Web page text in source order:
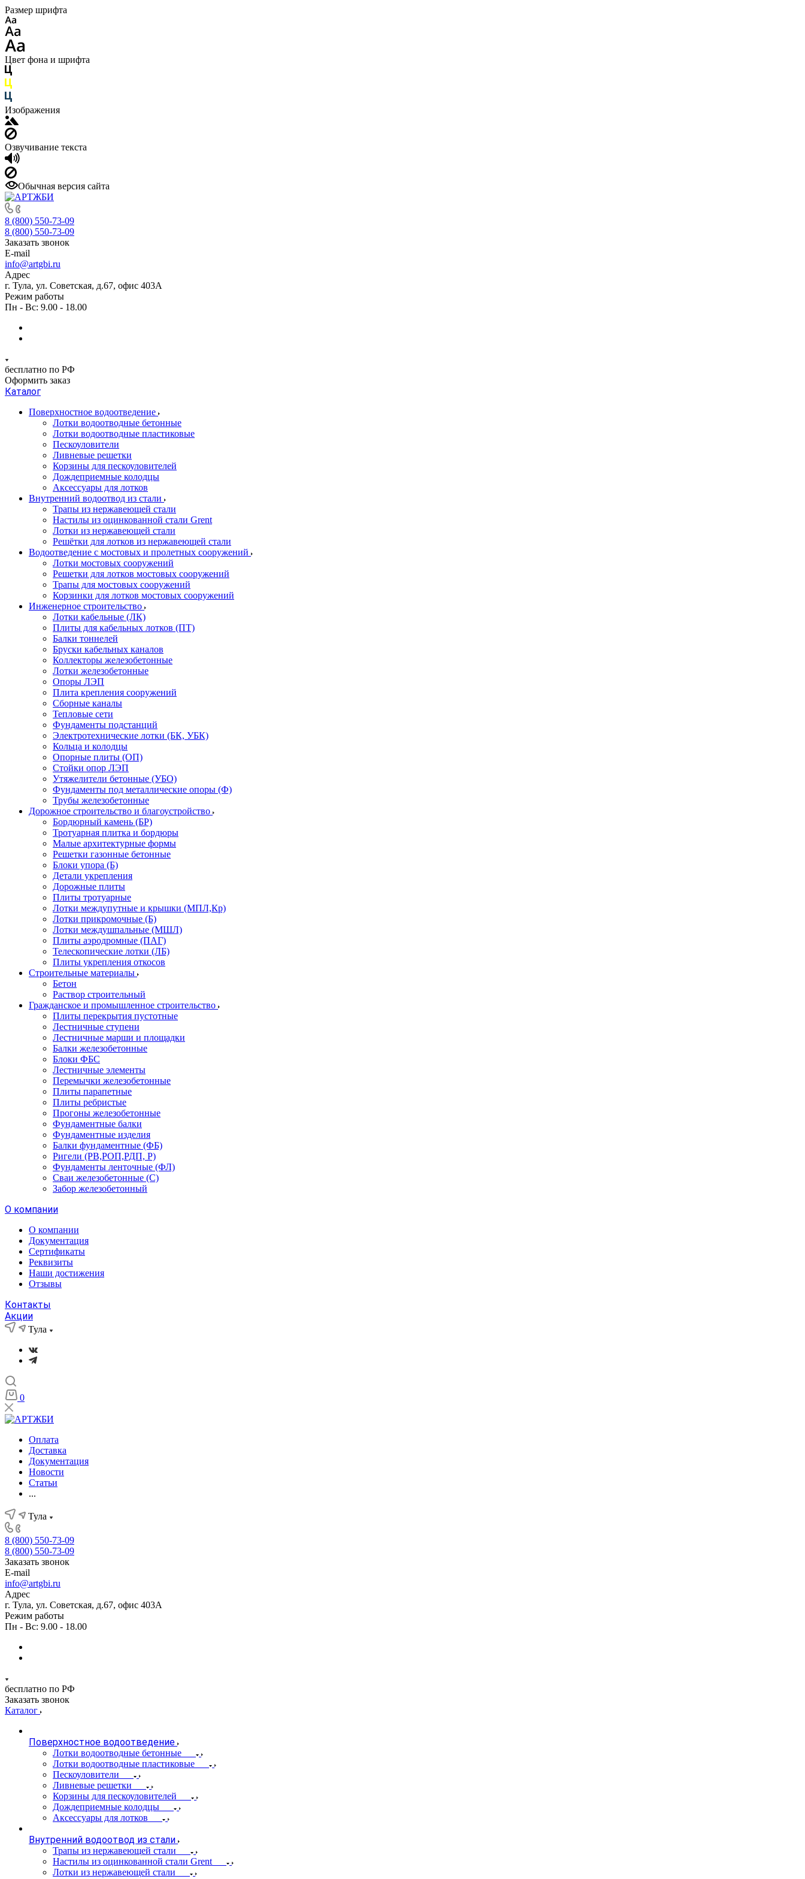
Размер шрифта
Цвет фона и шрифта
Изображения
Озвучивание текста
Обычная версия сайта
8 (800) 550-73-09
8 (800) 550-73-09
Заказать звонок
E-mail
info@artgbi.ru
Адрес
г. Тула, ул. Советская, д.67, офис 403А
Режим работы
Пн - Вс: 9.00 - 18.00
бесплатно по РФ
Оформить заказ
Каталог
Поверхностное водоотведение
Лотки водоотводные бетонные
Лотки водоотводные пластиковые
Пескоуловители
Ливневые решетки
Корзины для пескоуловителей
Дождеприемные колодцы
Аксессуары для лотков
Внутренний водоотвод из стали
Трапы из нержавеющей стали
Настилы из оцинкованной стали Grent
Лотки из нержавеющей стали
Решётки для лотков из нержавеющей стали
Водоотведение с мостовых и пролетных сооружений
Лотки мостовых сооружений
Решетки для лотков мостовых сооружений
Трапы для мостовых сооружений
Корзинки для лотков мостовых сооружений
Инженерное строительство
Лотки кабельные (ЛК)
Плиты для кабельных лотков (ПТ)
Балки тоннелей
Бруски кабельных каналов
Коллекторы железобетонные
Лотки железобетонные
Опоры ЛЭП
Плита крепления сооружений
Сборные каналы
Тепловые сети
Фундаменты подстанций
Электротехнические лотки (БК, УБК)
Кольца и колодцы
Опорные плиты (ОП)
Стойки опор ЛЭП
Утяжелители бетонные (УБО)
Фундаменты под металлические опоры (Ф)
Трубы железобетонные
Дорожное строительство и благоустройство
Бордюрный камень (БР)
Тротуарная плитка и бордюры
Малые архитектурные формы
Решетки газонные бетонные
Блоки упора (Б)
Детали укрепления
Дорожные плиты
Плиты тротуарные
Лотки междупутные и крышки (МПЛ,Кр)
Лотки прикромочные (Б)
Лотки междушпальные (МШЛ)
Плиты аэродромные (ПАГ)
Телескопические лотки (ЛБ)
Плиты укрепления откосов
Строительные материалы
Бетон
Раствор строительный
Гражданское и промышленное строительство
Плиты перекрытия пустотные
Лестничные ступени
Лестничные марши и площадки
Балки железобетонные
Блоки ФБС
Лестничные элементы
Перемычки железобетонные
Плиты парапетные
Плиты ребристые
Прогоны железобетонные
Фундаментные балки
Фундаментные изделия
Балки фундаментные (ФБ)
Ригели (РВ,РОП,РДП, Р)
Фундаменты ленточные (ФЛ)
Сваи железобетонные (С)
Забор железобетонный
О компании
О компании
Документация
Сертификаты
Реквизиты
Наши достижения
Отзывы
Контакты
Акции
Тула
0
Оплата
Доставка
Документация
Новости
Статьи
...
Тула
8 (800) 550-73-09
8 (800) 550-73-09
Заказать звонок
E-mail
info@artgbi.ru
Адрес
г. Тула, ул. Советская, д.67, офис 403А
Режим работы
Пн - Вс: 9.00 - 18.00
бесплатно по РФ
Заказать звонок
Каталог
Поверхностное водоотведение
Лотки водоотводные бетонные
Лотки водоотводные пластиковые
Пескоуловители
Ливневые решетки
Корзины для пескоуловителей
Дождеприемные колодцы
Аксессуары для лотков
Внутренний водоотвод из стали
Трапы из нержавеющей стали
Настилы из оцинкованной стали Grent
Лотки из нержавеющей стали